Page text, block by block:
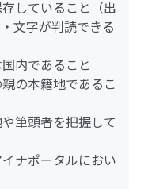
していること（出
文字が判読できる
内であること
の本籍地であるこ
筆頭者を把握して
ナポータルにおい